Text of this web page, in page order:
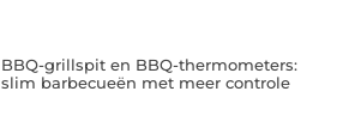
BBQ-grillspit en BBQ-thermometers:
slim barbecueën met meer controle